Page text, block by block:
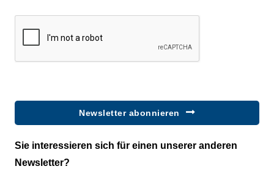
Newsletter abonnieren
Sie interessieren sich für einen unserer anderen
Newsletter?